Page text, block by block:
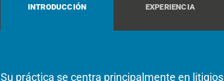
INTRODUCCIÓN EXPERIENCIA
Su práctica se centra principalmente en